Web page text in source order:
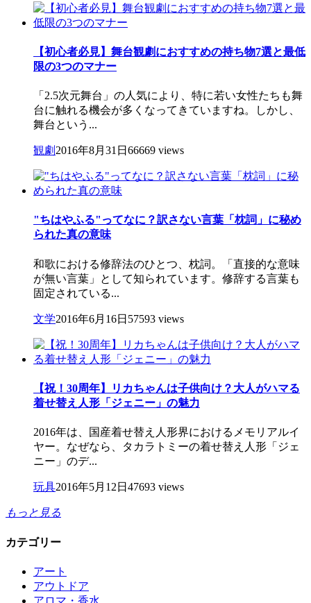
【初心者必見】舞台観劇におすすめの持ち物7選と最低
限の3つのマナー
「2.5次元舞台」の人気により、特に若い女性たちも舞
台に触れる機会が多くなってきていますね。しかし、
舞台という...
観劇 2016年8月31日 66669 views
"ちはやふる"ってなに？訳さない言葉「枕詞」に秘め
られた真の意味
和歌における修辞法のひとつ、枕詞。「直接的な意味
が無い言葉」として知られています。修辞する言葉も
固定されている...
文学2016年6月16日 57593 views
【祝！30周年】リカちゃんは子供向け？大人がハマる
着せ替え人形「ジェニー」の魅力
2016年は、国産着せ替え人形界におけるメモリアルイ
ヤー。なぜなら、タカラトミーの着せ替え人形「ジェ
ニー」のデ...
玩具2016年5月12日 47693 views
もっと見る
カテゴリー
アート
アウトドア
アロマ・香水